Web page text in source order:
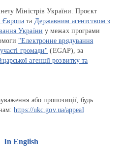
Міністрів України. Проєкт
Європа та Державним агентством з
України у межах програми
"Електронне врядування
громади" (EGAP), за
агенції розвитку та
або пропозиції, будь
https://ukc.gov.ua/appeal
In English